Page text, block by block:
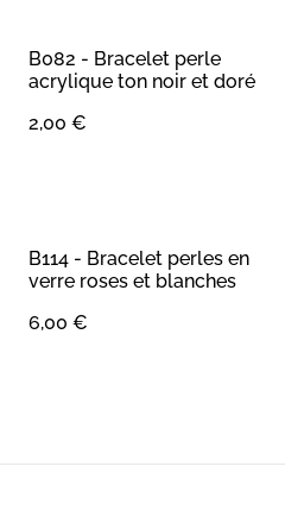
B082 - Bracelet perle
acrylique ton noir et doré
2,00 €
B114 - Bracelet perles en
verre roses et blanches
6,00 €